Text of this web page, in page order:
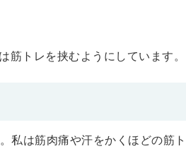
筋トレを挟むようにしています。
私は筋肉痛や汗をかくほどの筋ト